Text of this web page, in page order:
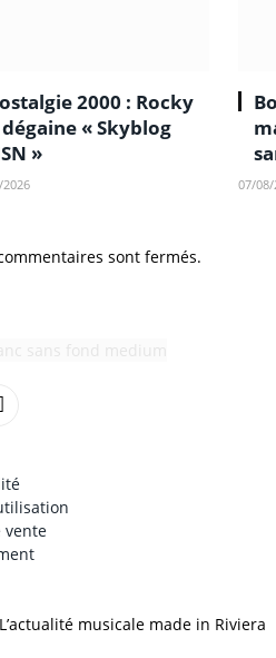
2000 : Rocky
dégaine « Skyblog
»
07/08/
sont fermés.
vente
musicale made in Riviera